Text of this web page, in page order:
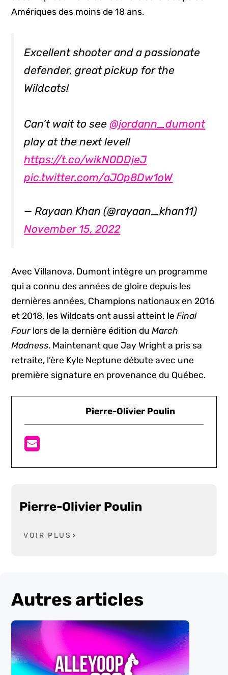
Amériques des moins de 18 ans.
Excellent shooter and a passionate
defender, great pickup for the
Wildcats!
Can’t wait to see @jordann_dumont
play at the next level!
https://t.co/wikN0DDjeJ
pic.twitter.com/aJOp8Dw1oW
— Rayaan Khan (@rayaan_khan11)
November 15, 2022
Avec Villanova, Dumont intègre un programme
qui a connu des années de gloire depuis les
dernières années, Champions nationaux en 2016
et 2018, les Wildcats ont aussi atteint leFinal
Fourlors de la dernière édition duMarch
Madness. Maintenant que Jay Wright a pris sa
retraite, l’ère Kyle Neptune débute avec une
première signature en provenance du Québec.
Pierre-Olivier Poulin
Pierre-Olivier Poulin
VOIR PLUS
Autres articles